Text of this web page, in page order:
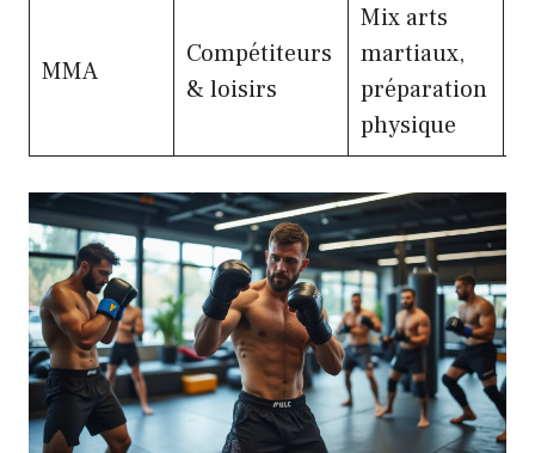
MMA
Compétiteurs
& loisirs
Mix arts
martiaux,
préparation
physique